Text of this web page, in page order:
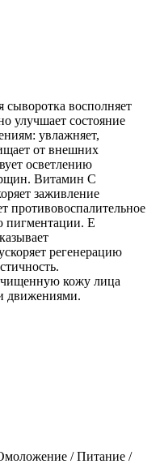
восполняет
улучшает состояние
увлажняет,
от внешних
осветлению
Витамин С
заживление
противовоспалительное
пигментации. Е
регенерацию
кожу лица
движениями.
/ Питание /